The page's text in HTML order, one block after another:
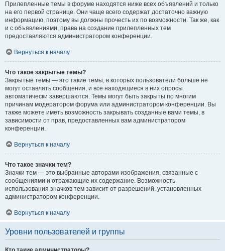
Прилепленные темы в форуме находятся ниже всех объявлений и только
на его первой странице. Они чаще всего содержат достаточно важную
информацию, поэтому вы должны прочесть их по возможности. Так же, как
и с объявлениями, права на создание прилепленных тем
предоставляются администратором конференции.
Вернуться к началу
Что такое закрытые темы?
Закрытые темы — это такие темы, в которых пользователи больше не
могут оставлять сообщения, и все находящиеся в них опросы
автоматически завершаются. Темы могут быть закрыты по многим
причинам модератором форума или администратором конференции. Вы
также можете иметь возможность закрывать созданные вами темы, в
зависимости от прав, предоставленных вам администратором
конференции.
Вернуться к началу
Что такое значки тем?
Значки тем — это выбранные авторами изображения, связанные с
сообщениями и отражающие их содержание. Возможность
использования значков тем зависит от разрешений, установленных
администратором конференции.
Вернуться к началу
Уровни пользователей и группы